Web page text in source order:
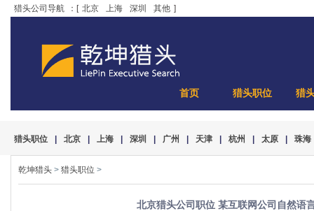
猎头公司导航 ：[ 北京 上海 深圳 其他 ]
首页 猎头职位 猎
猎头职位 北京 上海 深圳 广州 天津 杭州 太原 珠海
乾坤猎头 > 猎头职位 >
北京猎头公司职位 某互联网公司自然语